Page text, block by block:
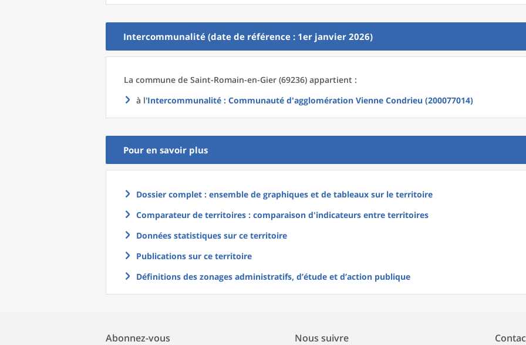
Intercommunalité (date de référence : 1er janvier 2026)
La commune de Saint-Romain-en-Gier (69236) appartient :
à l'Intercommunalité : Communauté d'agglomération Vienne Condrieu (200077014)
Pour en savoir plus
Dossier complet : ensemble de graphiques et de tableaux sur le territoire
Comparateur de territoires : comparaison d'indicateurs entre territoires
Données statistiques sur ce territoire
Publications sur ce territoire
Définitions des zonages administratifs, d’étude et d’action publique
Abonnez-vous Nous suivre